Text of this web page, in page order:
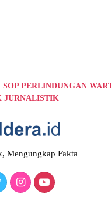
SOP PERLINDUNGAN
JURNALISTIK
Mengungkap Fakta